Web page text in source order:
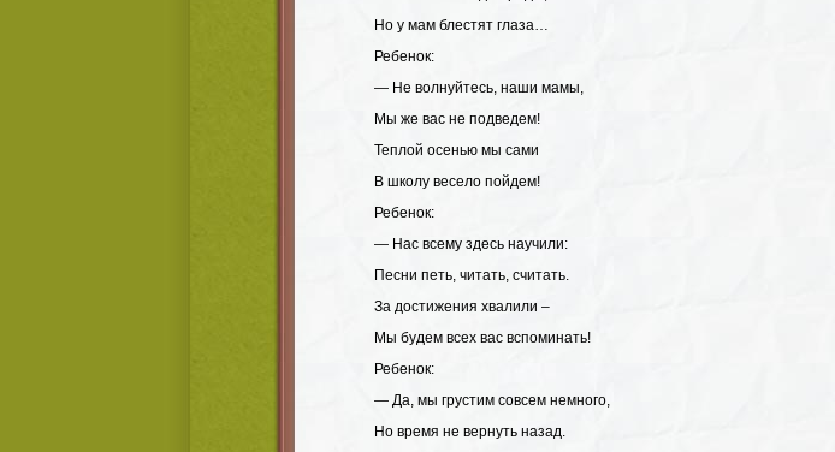
Но у мам блестят глаза…
Ребенок:
— Не волнуйтесь, наши мамы,
Мы же вас не подведем!
Теплой осенью мы сами
В школу весело пойдем!
Ребенок:
— Нас всему здесь научили:
Песни петь, читать, считать.
За достижения хвалили –
Мы будем всех вас вспоминать!
Ребенок:
— Да, мы грустим совсем немного,
Но время не вернуть назад.